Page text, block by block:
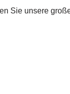
Sie unsere